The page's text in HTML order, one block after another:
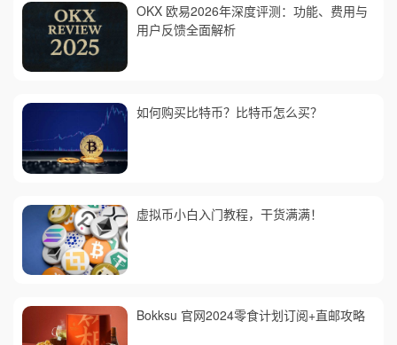
OKX 欧易2026年深度评测：功能、费用与
用户反馈全面解析
如何购买比特币？比特币怎么买？
虚拟币小白入门教程，干货满满！
Bokksu 官网2024零食计划订阅+直邮攻略